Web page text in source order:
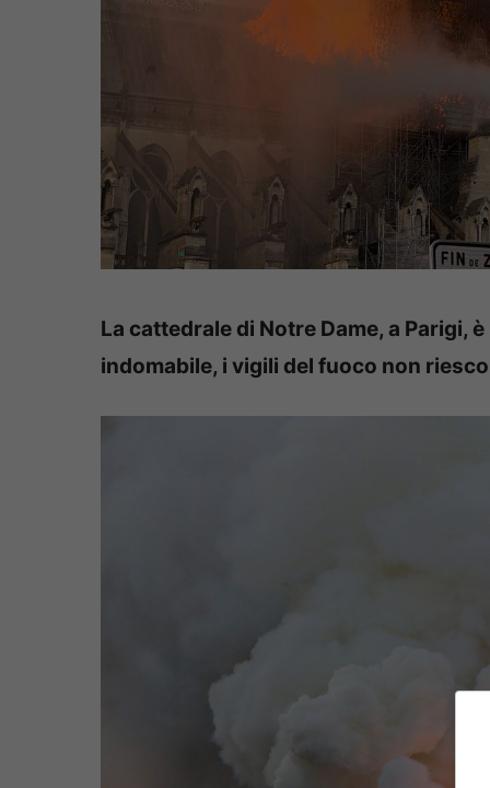
La cattedrale di Notre Dame, a Parigi,
indomabile, i vigili del fuoco non